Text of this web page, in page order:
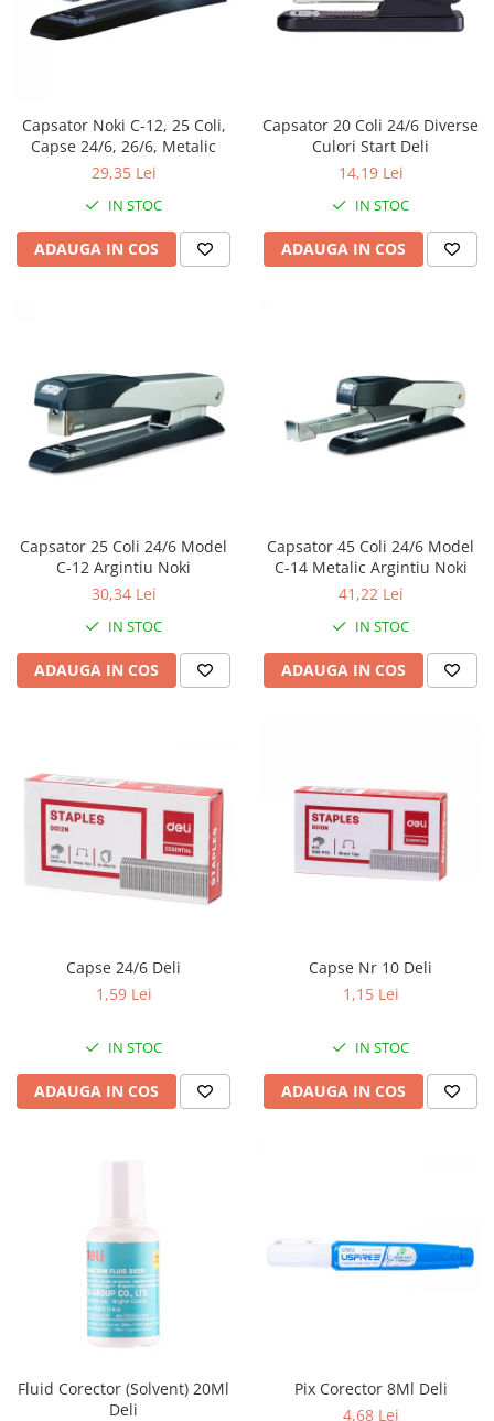
Capsator Noki C-12, 25 Coli,
Capse 24/6, 26/6, Metalic
29,35 Lei
IN STOC
ADAUGA IN COS
Capsator 20 Coli 24/6 Diverse
Culori Start Deli
14,19 Lei
IN STOC
ADAUGA IN COS
Capsator 25 Coli 24/6 Model
C-12 Argintiu Noki
30,34 Lei
IN STOC
ADAUGA IN COS
Capsator 45 Coli 24/6 Model
C-14 Metalic Argintiu Noki
41,22 Lei
IN STOC
ADAUGA IN COS
Capse 24/6 Deli
1,59 Lei
IN STOC
ADAUGA IN COS
Capse Nr 10 Deli
1,15 Lei
IN STOC
ADAUGA IN COS
Fluid Corector (Solvent) 20Ml
Deli
Pix Corector 8Ml Deli
4,68 Lei